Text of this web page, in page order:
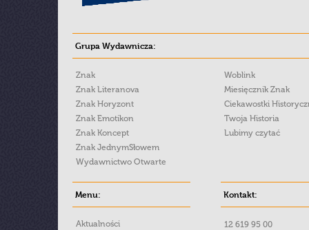
Grupa Wydawnicza:
Znak
Znak Literanova
Znak Horyzont
Znak Emotikon
Znak Koncept
Znak JednymSłowem
Wydawnictwo Otwarte
Woblink
Miesięcznik Znak
Ciekawostki
Twoja Historia
Lubimy czytać
Menu:
Aktualności
Kontakt:
12 619 95 00